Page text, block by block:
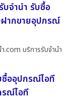
จำนำ รับซื้อ
ากขายอุปกรณ์
.com บริการรับจำนำ
ซื้ออุปกรณ์ไอที
รณ์ไอที